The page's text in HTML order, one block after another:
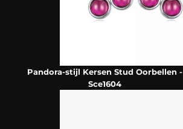
Pandora-stijl Kersen Stud Oorbellen -
Sce1604